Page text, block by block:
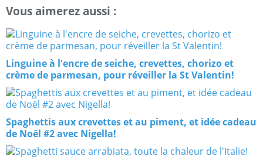
Vous aimerez aussi :
Linguine à l'encre de seiche, crevettes, chorizo et
crème de parmesan, pour réveiller la St Valentin!
Spaghettis aux crevettes et au piment, et idée cadeau
de Noël #2 avec Nigella!